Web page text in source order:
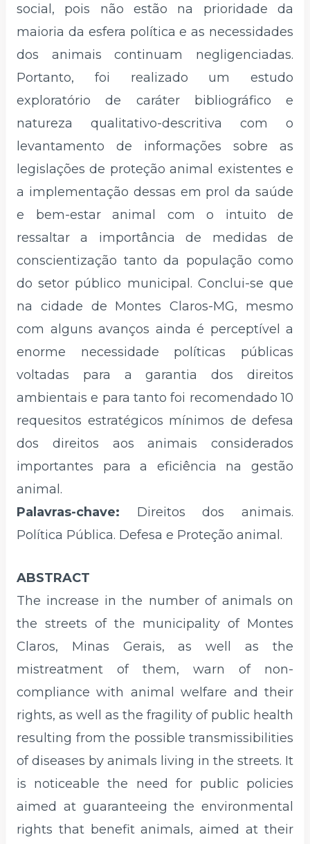
social, pois não estão na prioridade da
maioria da esfera política e as necessidades
dos animais continuam negligenciadas.
Portanto, foi realizado um estudo
exploratório de caráter bibliográfico e
natureza qualitativo-descritiva com o
levantamento de informações sobre as
legislações de proteção animal existentes e
a implementação dessas em prol da saúde
e bem-estar animal com o intuito de
ressaltar a importância de medidas de
conscientização tanto da população como
do setor público municipal. Conclui-se que
na cidade de Montes Claros-MG, mesmo
com alguns avanços ainda é perceptível a
enorme necessidade políticas públicas
voltadas para a garantia dos direitos
ambientais e para tanto foi recomendado 10
requesitos estratégicos mínimos de defesa
dos direitos aos animais considerados
importantes para a eficiência na gestão
animal.
Palavras-chave: Direitos dos animais.
Política Pública. Defesa e Proteção animal.
ABSTRACT
The increase in the number of animals on
the streets of the municipality of Montes
Claros, Minas Gerais, as well as the
mistreatment of them, warn of non-
compliance with animal welfare and their
rights, as well as the fragility of public health
resulting from the possible transmissibilities
of diseases by animals living in the streets. It
is noticeable the need for public policies
aimed at guaranteeing the environmental
rights that benefit animals, aimed at their